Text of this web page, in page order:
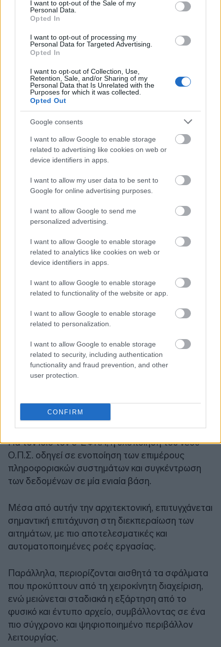
I want to opt-out of the Sale of my
Personal Data.
Opted In
I want to opt-out of processing my
Personal Data for Targeted Advertising.
Opted In
I want to opt-out of Collection, Use,
Retention, Sale, and/or Sharing of my
Personal Data that Is Unrelated with the
Purposes for which it was collected.
Opted Out
Google consents
I want to allow Google to enable storage
related to advertising like cookies on web or
device identifiers in apps.
I want to allow my user data to be sent to
Google for online advertising purposes.
I want to allow Google to send me
personalized advertising.
I want to allow Google to enable storage
related to analytics like cookies on web or
device identifiers in apps.
I want to allow Google to enable storage
related to functionality of the website or app.
I want to allow Google to enable storage
related to personalization.
I want to allow Google to enable storage
related to security, including authentication
functionality and fraud prevention, and other
user protection.
CONFIRM
Ιδιαίτερη έμφαση δίνεται στη μείωση των
σφαλμάτων κατά την υποβολή στοιχείων, μέσω
αυτοματοποιημένων διαδικασιών, ενώ το σύστημα
υποστηρίζει την αυτόματη διασταύρωση και
με στόχο την ενίσχυση της ακρίβειας των
δεδομένων και τη μείωση της ανάγκης για
χειροκίνητους ελέγχους.
Για τον ίδιο τον e-ΕΦΚΑ, η υλοποίηση του νέου
Ο.Π.Σ. οδηγεί σε ενοποίηση των επιμέρους
πληροφοριακών συστημάτων και συγκέντρωση
των δεδομένων σε μία ενιαία βάση.
Μέσα από αυτήν την αρχιτεκτονική, επιτυγχάνεται
σημαντική επιτάχυνση στη διεκπεραίωση των
αιτημάτων, με πιο αποτελεσματικές και
αυτοματοποιημένες ροές εργασίας.
Παράλληλα, περιορίζονται αισθητά τα σφάλματα
που προκύπτουν από τη χειροκίνητη διαχείριση,
ενώ μειώνεται σταδιακά η εξάρτηση από το
φυσικό και έντυπο αρχείο, συμβάλλοντας σε ένα
πιο σύγχρονο και ψηφιοποιημένο περιβάλλον
λειτουργίας.